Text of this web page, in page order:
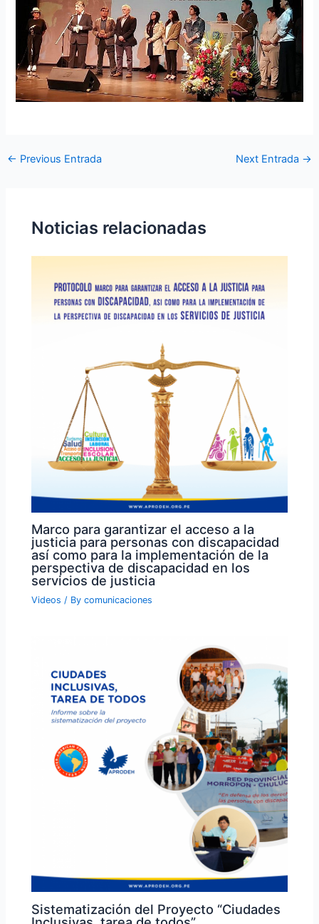
← Previous Entrada Next Entrada →
Noticias relacionadas
Marco para garantizar el acceso a la
justicia para personas con discapacidad
así como para la implementación de la
perspectiva de discapacidad en los
servicios de justicia
Videos / Bycomunicaciones
Sistematización del Proyecto “Ciudades